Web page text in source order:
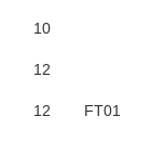
10
12
12 FT01